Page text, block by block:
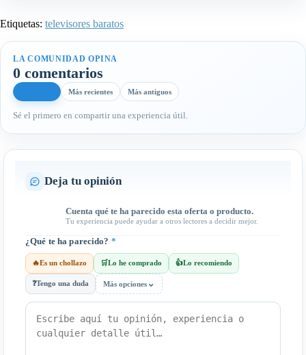
Etiquetas: televisores baratos
LA COMUNIDAD OPINA
0 comentarios
Más recientes Más antiguos
Sé el primero en compartir una experiencia útil.
Deja tu opinión
Cuenta qué te ha parecido esta oferta o producto.
Tu experiencia puede ayudar a otros lectores a decidir mejor.
¿Qué te ha parecido? *
🔥Es un chollazo 🛒Lo he comprado 👍Lo recomiendo
❓Tengo una duda Más opciones ⌄